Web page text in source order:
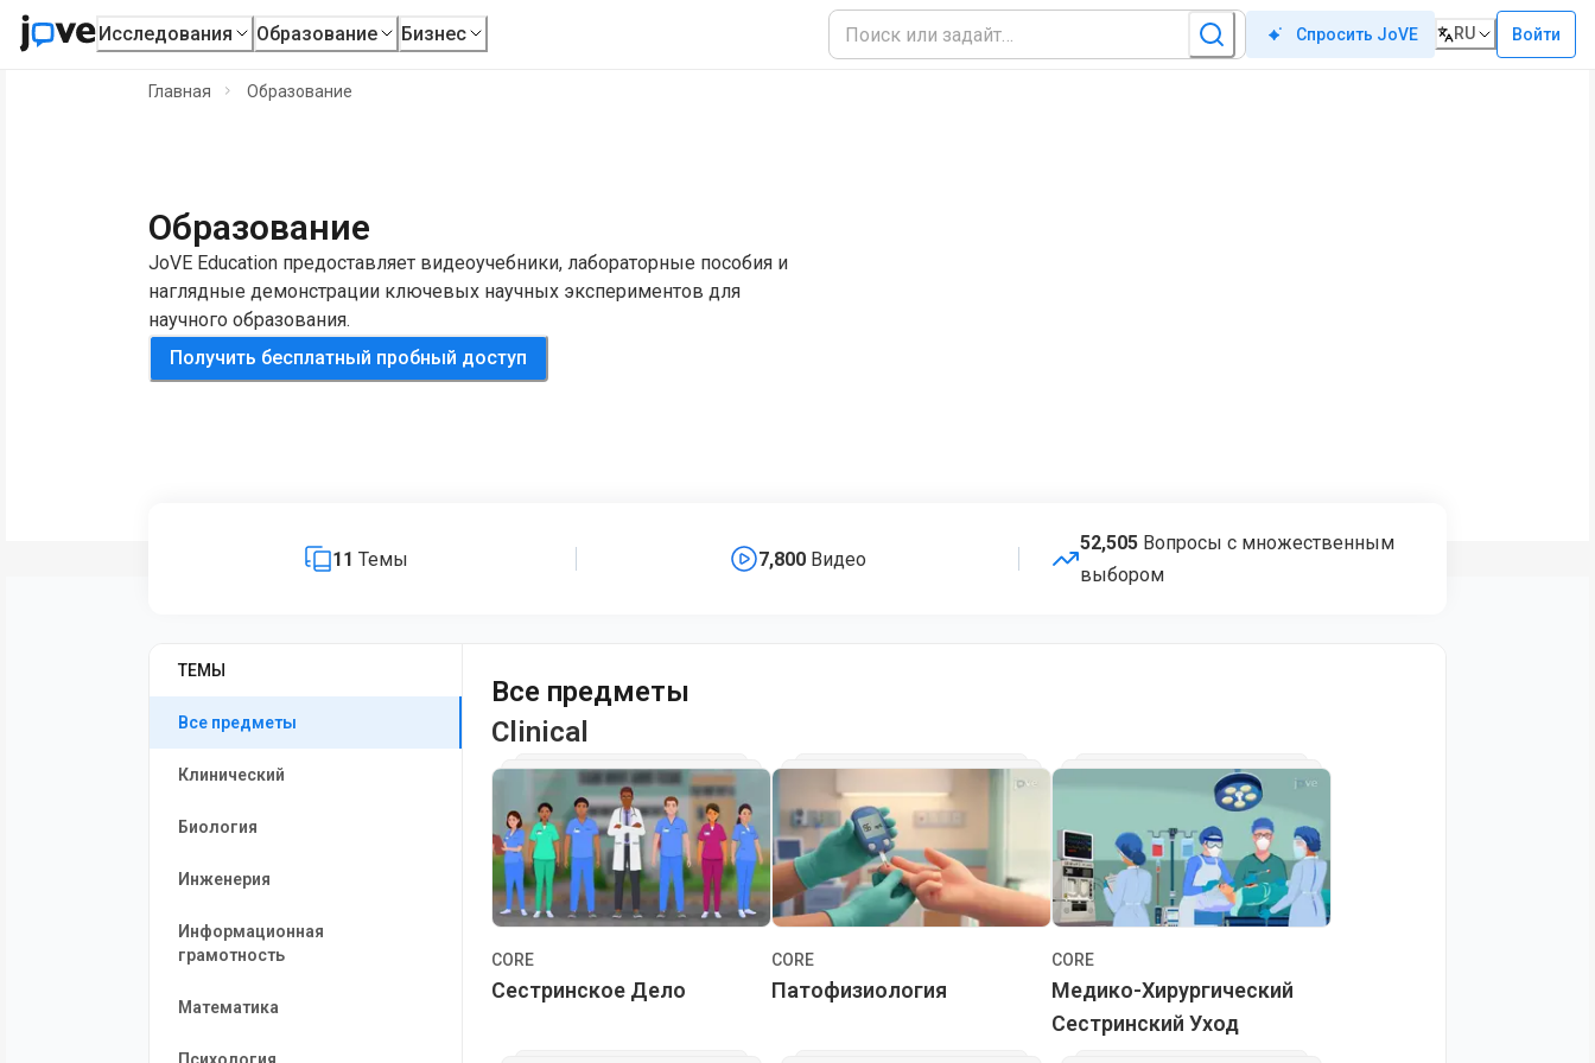
Исследования Образование Бизнес Спросить JoVE RU Войти
Главная Образование
Образование
JoVE Education предоставляет видеоучебники, лабораторные пособия и
наглядные демонстрации ключевых научных экспериментов для
научного образования.
Получить бесплатный пробный доступ
11 Темы 7,800 Видео
52,505 Вопросы с множественным
выбором
ТЕМЫ
Все предметы
Клинический
Биология
Инженерия
Информационная
грамотность
Математика
Все предметы
Clinical
CORE
Сестринское Дело
CORE
Патофизиология
CORE
Медико-Хирургический
Сестринский Уход